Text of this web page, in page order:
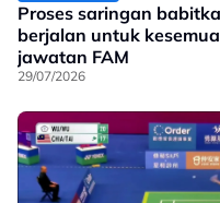
Proses saringan
berjalan untuk
jawatan FAM
29/07/2026